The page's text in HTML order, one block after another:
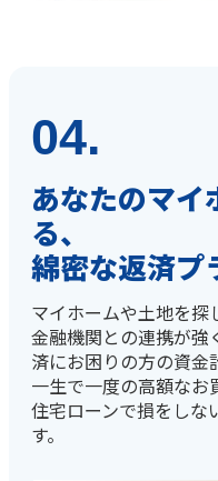
04.
あなたのマイ
る、
綿密な返済プ
マイホームや土地を探
金融機関との連携が強
済にお困りの方の資金
一生で一度の高額なお
住宅ローンで損をしな
す。